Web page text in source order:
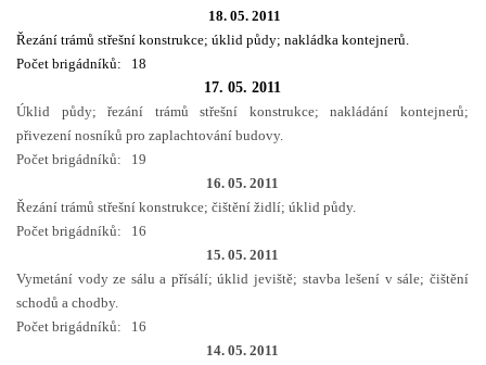
MÍSTO PRO VAŠE VZKAZY!!
DOKUMENTY OVJK
Občanská vzdělávací jednota "Komenský" v Choceradech z.s.
Chocerady 4
Kontaktní osoba:
18. 05. 2011
Řezání trámů střešní konstrukce; úklid půdy; nakládka kontejnerů.
Počet brigádníků: 18
17. 05. 2011
Úklid půdy; řezání trámů střešní konstrukce; nakládání kontejnerů;
přivezení nosníků pro zaplachtování budovy.
Počet brigádníků: 19
16. 05. 2011
Řezání trámů střešní konstrukce; čištění židlí; úklid půdy.
Počet brigádníků: 16
15. 05. 2011
Vymetání vody ze sálu a přísálí; úklid jeviště; stavba lešení v sále; čištění
schodů a chodby.
Počet brigádníků: 16
14. 05. 2011